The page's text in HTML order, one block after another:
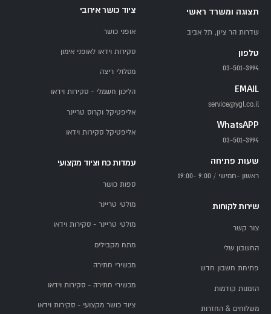
תצוגה ומשרד ראשי
שדרות הר ציון, תל אביב
טלפון
03-501-3994
EMAIL
service@ygl.co.il
WhatsAPP
03-501-3994
שעות פתיחה
ראשון -חמישי / 9:00 -19:00
שירות לקוחות
צור קשר
החשבון שלי
פתיחת חשבון חדש
הזמנות קודמות
משלוחים & החזרות
ציוד כושר אירובי
אופני כושר
סקירות וידאו לאופני אימון
מסלולי ריצה
הליכון חשמלי - סקירות וידאו
אליפטיקל וקרוס טריינר
אליפטיקל סקירות וידאו
עמדות כח וציוד מקצועי
ספות כושר
מולטי טריינר
מולטי טריינר - סקירות וידאו
מתח מקבילים
מכשירי חתירה
מכשירי חתירה - סקירות וידאו
ציוד כושר מקצועי - סקירות וידאו